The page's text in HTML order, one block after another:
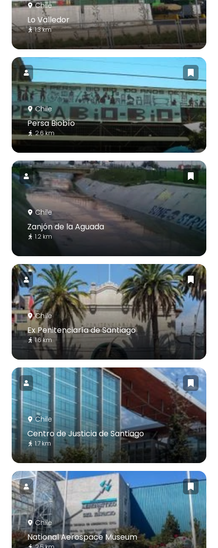
Chile
Lo Valledor
1.3 km
Chile
Persa Biobío
2.6 km
Chile
Zanjón de la Aguada
1.2 km
Chile
Ex Penitenciaría de Santiago
1.6 km
Chile
Centro de Justicia de Santiago
1.7 km
Chile
National Aerospace Museum